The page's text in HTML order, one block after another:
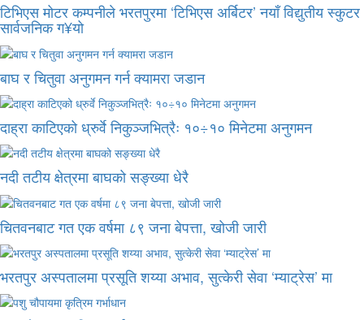
टिभिएस मोटर कम्पनीले भरतपुरमा ‘टिभिएस अर्बिटर’ नयाँ विद्युतीय स्कुटर
सार्वजनिक ग¥यो
बाघ र चितुवा अनुगमन गर्न क्यामरा जडान
दाह्रा काटिएको ध्रुर्वे निकुञ्जभित्रैः १०÷१० मिनेटमा अनुगमन
नदी तटीय क्षेत्रमा बाघको सङ्ख्या धेरै
चितवनबाट गत एक वर्षमा ८९ जना बेपत्ता, खोजी जारी
भरतपुर अस्पतालमा प्रसूति शय्या अभाव, सुत्केरी सेवा ‘म्याट्रेस’ मा